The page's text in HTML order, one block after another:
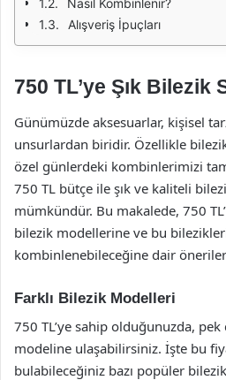
Nasıl Kombinlenir?
Alışveriş İpuçları
750 TL’ye Şık Bilezik
Günümüzde aksesuarlar, kişisel
unsurlardan biridir. Özellikle
özel günlerdeki kombinlerimizi
750 TL bütçe ile şık ve kaliteli
mümkündür. Bu makalede, 750
bilezik modellerine ve bu
kombinlenebileceğine dair
Farklı Bilezik Modelleri
750 TL’ye sahip olduğunuzda,
modeline ulaşabilirsiniz. İşte bu
bulabileceğiniz bazı popüler